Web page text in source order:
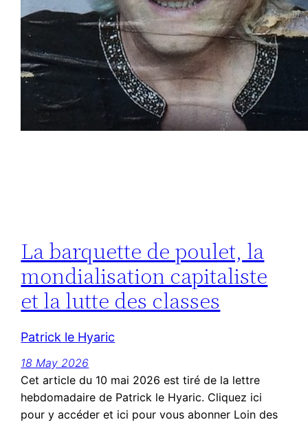
La barquette de poulet, la
mondialisation capitaliste
et la lutte des classes
Patrick le Hyaric
18 May 2026
Cet article du 10 mai 2026 est tiré de la lettre
hebdomadaire de Patrick le Hyaric. Cliquez ici
pour y accéder et ici pour vous abonner Loin des